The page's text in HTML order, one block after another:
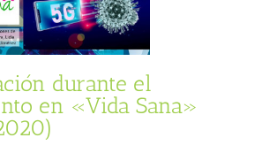
durante el
en «Vida Sana»